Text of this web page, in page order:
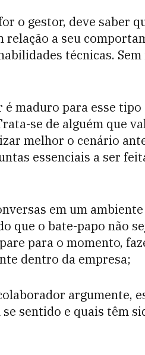
o gestor, deve saber
a seu
técnicas.
maduro para esse tipo
se de alguém que
melhor o cenário
essenciais a ser
em um
que o bate-papo não
para o momento,
dentro da empresa;
argumente,
sentido e quais têm